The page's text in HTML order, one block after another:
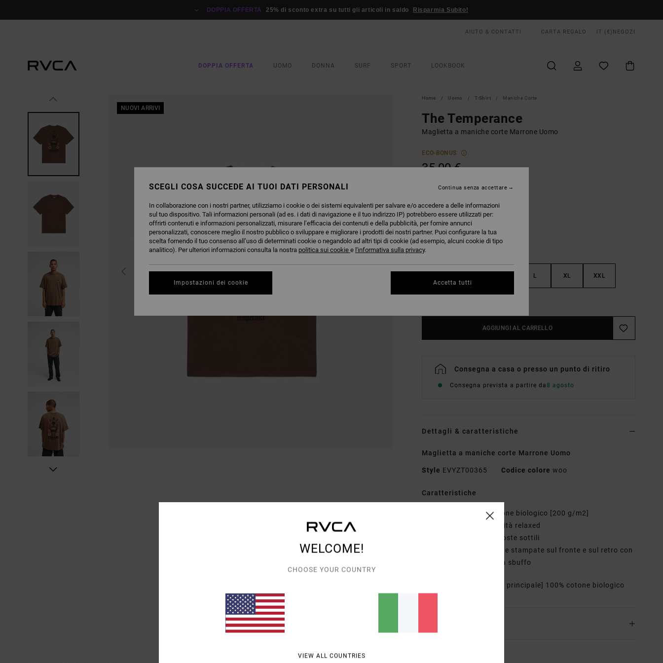
DOPPIA OFFERTA 25% di sconto extra su tutti gli articoli in saldo Risparmia Subito!
AIUTO & CONTATTI CARTA REGALO IT (€) NEGOZI
DOPPIA OFFERTA UOMO DONNA SURF SPORT LOOKBOOK
NUOVI ARRIVI
Home Uomo T-Shirt Maniche Corte
The Temperance
Maglietta a maniche corte Marrone Uomo
ECO-BONUS
35,00 €
L XL XXL
AGGIUNGI AL CARRELLO
Consegna a casa o presso un punto di ritiro
Consegna prevista a partire da8 agosto
Dettagli & caratteristiche
Maglietta a maniche corte Marrone Uomo
Style EVYZT00365 Codice colore woo
Caratteristiche
100% cotone biologico [200 g/m2]
vestibilità relaxed
girocollo a coste sottili
opere d'arte stampate sul fronte e sul retro con
dettagli in inchiostro a sbuffo
[Tessuto principale] 100% cotone biologico
WELCOME!
CHOOSE YOUR COUNTRY
VIEW ALL COUNTRIES
SCEGLI COSA SUCCEDE AI TUOI DATI PERSONALI
In collaborazione con i nostri partner, utilizziamo i cookie o dei sistemi equivalenti per salvare e/o accedere a delle informazioni
sul tuo dispositivo. Tali informazioni personali (ad es. i dati di navigazione e il tuo indirizzo IP) potrebbero essere utilizzati per:
offrirti contenuti e informazioni personalizzati, misurare l’efficacia dei contenuti e della pubblicità, per fornire annunci
personalizzati, conoscere meglio il nostro pubblico o sviluppare e migliorare i prodotti dei nostri partner. Puoi configurare la tua
scelta fornendo il tuo consenso all’uso di determinati cookie o negandolo ad altri tipi di cookie (ad esempio, alcuni cookie di tipo
analitico). Per ulteriori informazioni consulta la nostra politica sui cookie e l'informativa sulla privacy.
Impostazioni dei cookie
Continua senza accettare
Accetta tutti